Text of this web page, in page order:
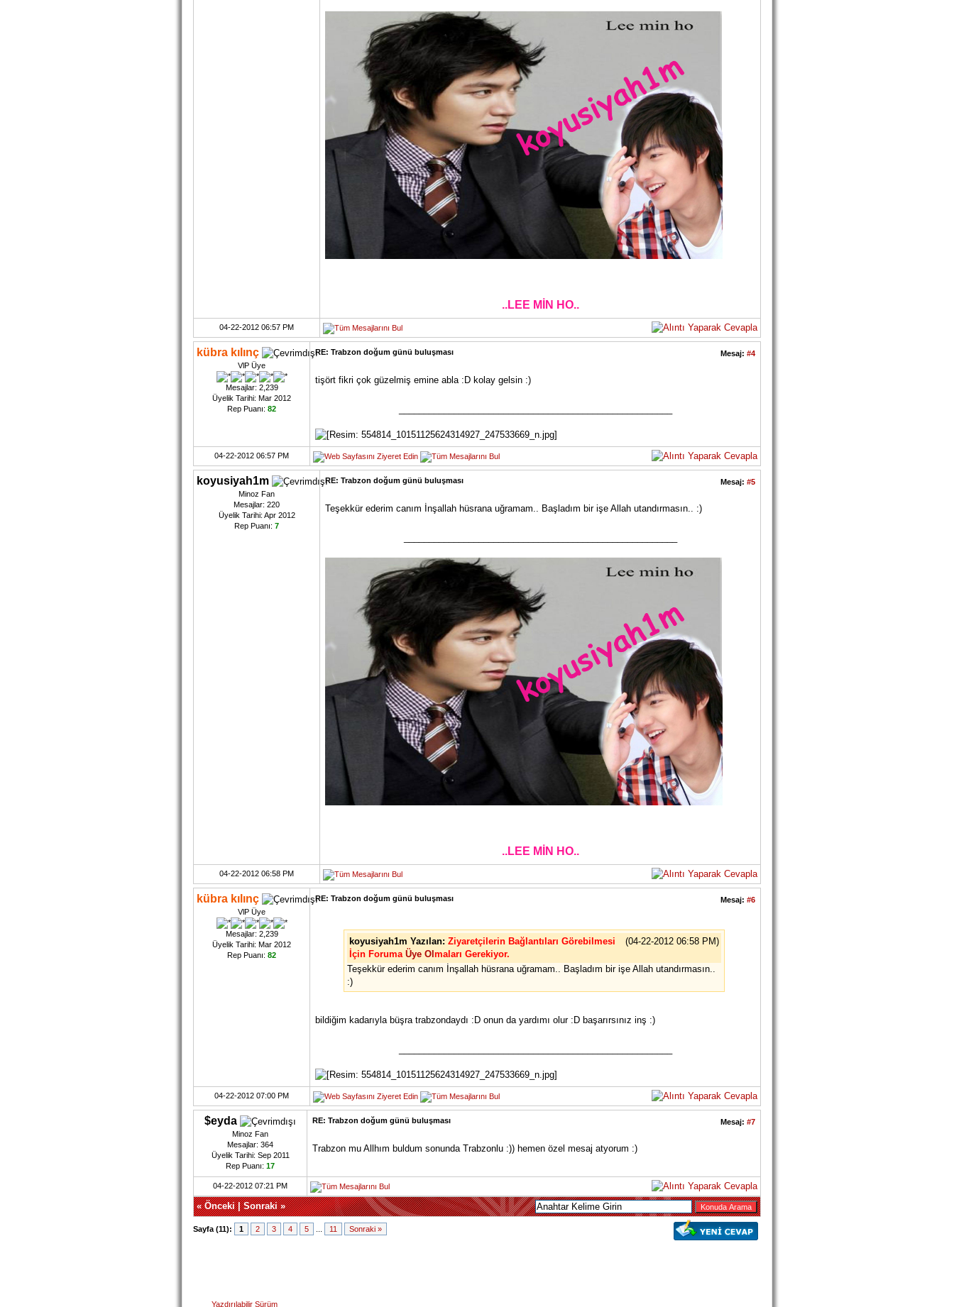
..LEE MİN HO..
04-22-2012 06:57 PM
kübra kılınç
VlP Üye
Mesajlar: 2,239
Üyelik Tarihi: Mar 2012
Rep Puanı: 82
Mesaj: #4
RE: Trabzon doğum günü buluşması
tişört fikri çok güzelmiş emine abla :D kolay gelsin :)
04-22-2012 06:57 PM
koyusiyah1m
Minoz Fan
Mesajlar: 220
Üyelik Tarihi: Apr 2012
Rep Puanı: 7
Mesaj: #5
RE: Trabzon doğum günü buluşması
Teşekkür ederim canım İnşallah hüsrana uğramam.. Başladım bir işe Allah utandırmasın.. :)
..LEE MİN HO..
04-22-2012 06:58 PM
kübra kılınç
VlP Üye
Mesajlar: 2,239
Üyelik Tarihi: Mar 2012
Rep Puanı: 82
Mesaj: #6
RE: Trabzon doğum günü buluşması
(04-22-2012 06:58 PM)
koyusiyah1m Yazılan: Ziyaretçilerin Bağlantıları Görebilmesi
İçin Foruma Üye Ol maları Gerekiyor.
Teşekkür ederim canım İnşallah hüsrana uğramam.. Başladım bir işe Allah utandırmasın..
:)
bildiğim kadarıyla büşra trabzondaydı :D onun da yardımı olur :D başarırsınız inş :)
04-22-2012 07:00 PM
$eyda
Minoz Fan
Mesajlar: 364
Üyelik Tarihi: Sep 2011
Rep Puanı: 17
Mesaj: #7
RE: Trabzon doğum günü buluşması
Trabzon mu Allhım buldum sonunda Trabzonlu :)) hemen özel mesaj atyorum :)
04-22-2012 07:21 PM
«Önceki|Sonraki»
Sayfa (11): 1 2 3 4 5 11 Sonraki »
Yazdırılabilir Sürüm